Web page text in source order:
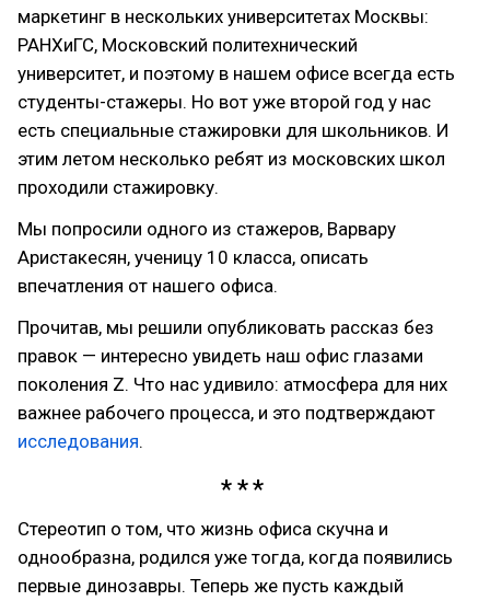
маркетинг в нескольких университетах Москвы:
РАНХиГС, Московский политехнический
университет, и поэтому в нашем офисе всегда есть
студенты-стажеры. Но вот уже второй год у нас
есть специальные стажировки для школьников. И
этим летом несколько ребят из московских школ
проходили стажировку.
Мы попросили одного из стажеров, Варвару
Аристакесян, ученицу 10 класса, описать
впечатления от нашего офиса.
Прочитав, мы решили опубликовать рассказ без
правок — интересно увидеть наш офис глазами
поколения Z. Что нас удивило: атмосфера для них
важнее рабочего процесса, и это подтверждают
исследования.
Стереотип о том, что жизнь офиса скучна и
однообразна, родился уже тогда, когда появились
первые динозавры. Теперь же пусть каждый